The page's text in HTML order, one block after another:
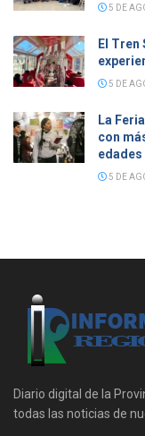
5 DE
El Tren
5 DE
La
con
edades
5 DE
Diario digital de la
todas las noticias de